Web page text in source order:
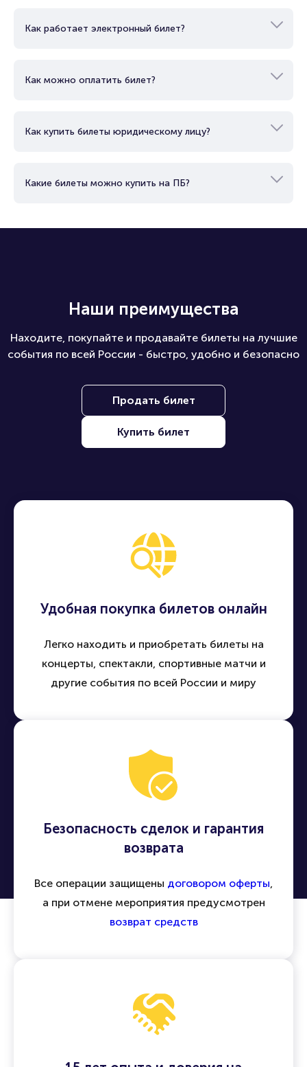
Как работает электронный билет?
Как можно оплатить билет?
Как купить билеты юридическому лицу?
Какие билеты можно купить на ПБ?
Наши преимущества
Находите, покупайте и продавайте билеты на лучшие
события по всей России - быстро, удобно и безопасно
Продать билет
Купить билет
Удобная покупка билетов онлайн
Легко находить и приобретать билеты на
концерты, спектакли, спортивные матчи и
другие события по всей России и миру
Безопасность сделок и гарантия
возврата
Все операции защищены договором оферты,
а при отмене мероприятия предусмотрен
возврат средств